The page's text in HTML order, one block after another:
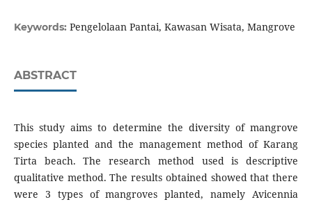
Keywords: Pengelolaan Pantai, Kawasan Wisata, Mangrove
ABSTRACT
This study aims to determine the diversity of mangrove
species planted and the management method of Karang
Tirta beach. The research method used is descriptive
qualitative method. The results obtained showed that there
were 3 types of mangroves planted, namely Avicennia